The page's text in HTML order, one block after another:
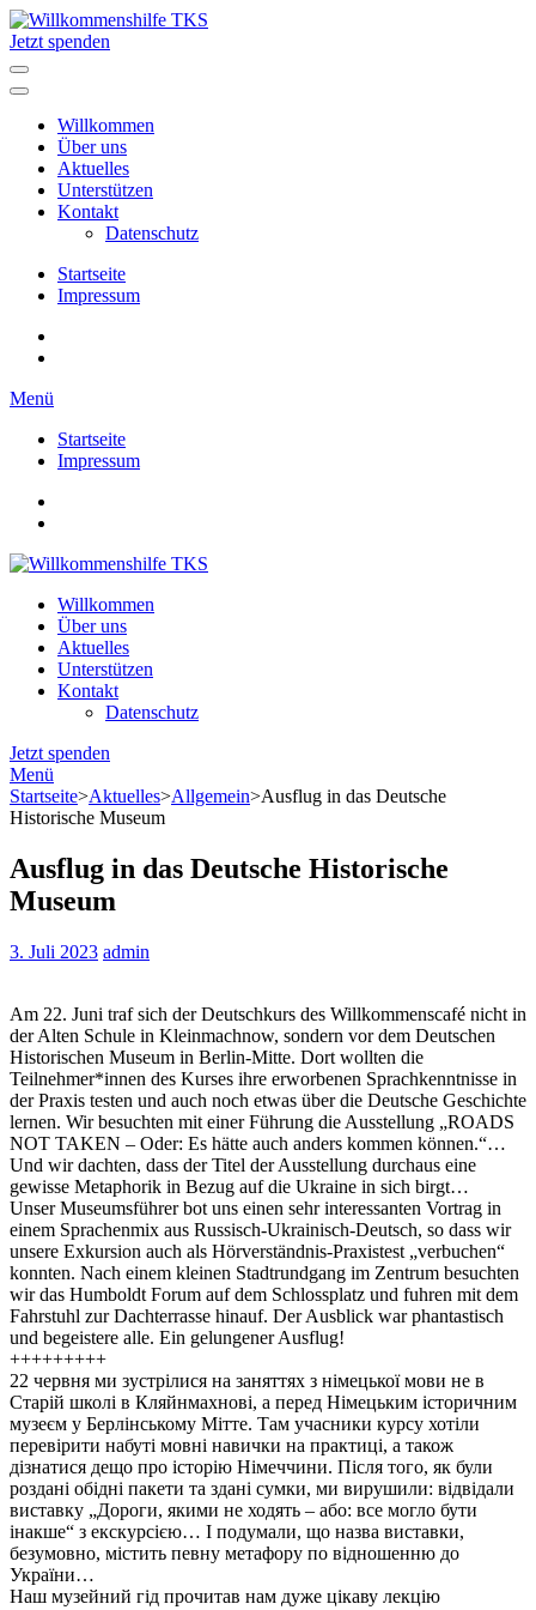
Zum
Inhalt
springen
(Enter
Jetzt spenden
Willkommen
Über uns
Aktuelles
Unterstützen
Kontakt
Datenschutz
Startseite
Impressum
Menü
Startseite
Impressum
Willkommenshilfe TKS
Mit Herz dabei.
Willkommen
Über uns
Aktuelles
Unterstützen
Kontakt
Datenschutz
Jetzt spenden
Menü
Startseite>Aktuelles>Allgemein>Ausflug in das Deutsche
Historische Museum
Ausflug in das Deutsche Historische
Museum
3. Juli 2023 admin
Am 22. Juni traf sich der Deutschkurs des Willkommenscafé nicht in
der Alten Schule in Kleinmachnow, sondern vor dem Deutschen
Historischen Museum in Berlin-Mitte. Dort wollten die
Teilnehmer*innen des Kurses ihre erworbenen Sprachkenntnisse in
der Praxis testen und auch noch etwas über die Deutsche Geschichte
lernen. Wir besuchten mit einer Führung die Ausstellung „ROADS
NOT TAKEN – Oder: Es hätte auch anders kommen können.“…
Und wir dachten, dass der Titel der Ausstellung durchaus eine
gewisse Metaphorik in Bezug auf die Ukraine in sich birgt…
Unser Museumsführer bot uns einen sehr interessanten Vortrag in
einem Sprachenmix aus Russisch-Ukrainisch-Deutsch, so dass wir
unsere Exkursion auch als Hörverständnis-Praxistest „verbuchen“
konnten. Nach einem kleinen Stadtrundgang im Zentrum besuchten
wir das Humboldt Forum auf dem Schlossplatz und fuhren mit dem
Fahrstuhl zur Dachterrasse hinauf. Der Ausblick war phantastisch
und begeistere alle. Ein gelungener Ausflug!
+++++++++
22 червня ми зустрілися на заняттях з німецької мови не в
Старій школі в Кляйнмахнові, а перед Німецьким історичним
музеєм у Берлінському Мітте. Там учасники курсу хотіли
перевірити набуті мовні навички на практиці, а також
дізнатися дещо про історію Німеччини. Після того, як були
роздані обідні пакети та здані сумки, ми вирушили: відвідали
виставку „Дороги, якими не ходять – або: все могло бути
інакше“ з екскурсією… І подумали, що назва виставки,
безумовно, містить певну метафору по відношенню до
України…
Наш музейний гід прочитав нам дуже цікаву лекцію